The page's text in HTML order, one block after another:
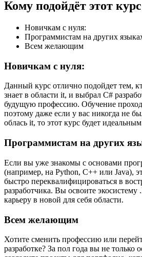
Кому подойдёт этот
Новичкам с нуля:
Программистам на других
Всем желающим
Новичкам с нуля:
Данный курс отлично подойдет тем,
знает в области it, и выбрал С#
будущую профессию. Обучение
поэтому даже если у вас никогда не
облась it, то этот курс будет
Программистам на других
Если вы уже знакомы с основами
(например, на Python, C++ или Java),
быстро переквалифицироваться в
разработчика. Вы освоите экосистему
карьеру в новой для себя области.
Всем желающим
Хотите сменить профессию или
разработке? За пол года вы не только